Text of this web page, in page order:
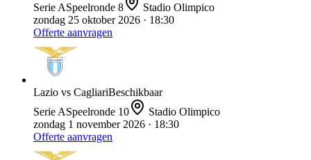
Serie ASpeelronde 8
Stadio Olimpico
zondag 25 oktober 2026 · 18:30
Offerte aanvragen
Lazio vs CagliariBeschikbaar
Serie ASpeelronde 10
Stadio Olimpico
zondag 1 november 2026 · 18:30
Offerte aanvragen